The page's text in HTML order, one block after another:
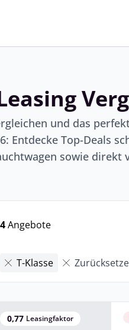
und das
Entdecke Top-Deals
sowie direkt
4Angebote
T-Klasse
0,77 Leasingfaktor